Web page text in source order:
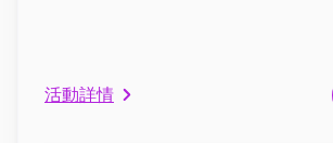
活動詳情